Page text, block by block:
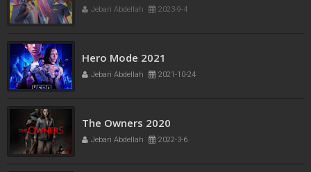
Jebari Abdellah 2023-9-4
Hero Mode 2021
Jebari Abdellah 2021-10-24
The Owners 2020
Jebari Abdellah 2022-3-6